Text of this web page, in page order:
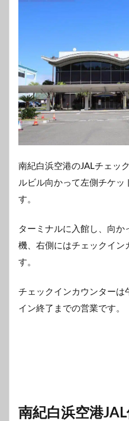
南紀白浜空港のJALチェッ
ルビル向かって左側チケッ
す。
ターミナルに入館し、向
機、右側にはチェックイン
す。
チェックインカウンターは
イン終了までの営業です。
南紀白浜空港